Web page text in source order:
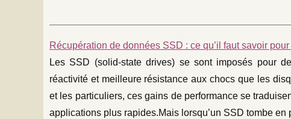
Récupération de données SSD : ce qu’il faut savoir
Les SSD (solid-state drives) se sont imposés pour
réactivité et meilleure résistance aux chocs que les
et les particuliers, ces gains de performance se
applications plus rapides.Mais lorsqu’un SSD tombe en